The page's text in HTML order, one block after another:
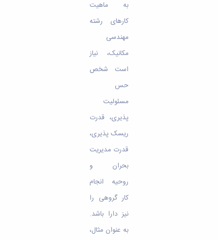
به ماهیت
کارهای رشته
مهندسی
مکانیک، نیاز
است شخص
حس
مسئولیت
پذیری، قدرت
ریسک‌ پذیری،
قدرت مدیریت
بحران و
روحیه انجام
کار گروهی را
نیز دارا باشد.
به عنوان مثال،